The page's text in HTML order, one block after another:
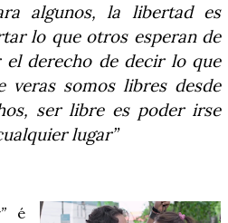
algunos, la libertad es
lo que otros esperan de
derecho de decir lo que
veras somos libres desde
ser libre es poder irse
lugar”
é